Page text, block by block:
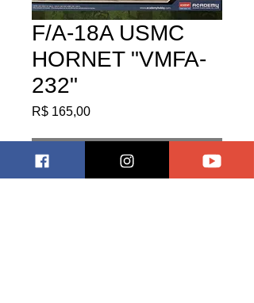
F/A-18A USMC
HORNET "VMFA-
232"
R$ 165,00Preço
Esgotado